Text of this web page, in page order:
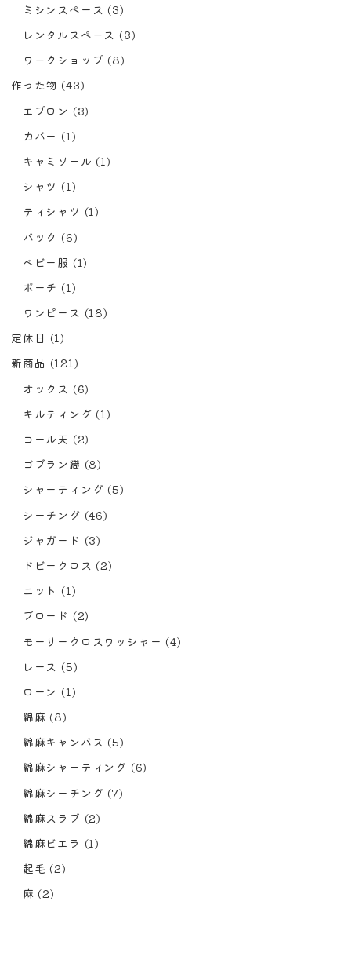
ミシンスペース (3)
レンタルスペース (3)
ワークショップ (8)
作った物 (43)
エプロン (3)
カバー (1)
キャミソール (1)
シャツ (1)
ティシャツ (1)
バック (6)
ベビー服 (1)
ポーチ (1)
ワンピース (18)
定休日 (1)
新商品 (121)
オックス (6)
キルティング (1)
コール天 (2)
ゴブラン織 (8)
シャーティング (5)
シーチング (46)
ジャガード (3)
ドビークロス (2)
ニット (1)
ブロード (2)
モーリークロスワッシャー (4)
レース (5)
ローン (1)
綿麻 (8)
綿麻キャンバス (5)
綿麻シャーティング (6)
綿麻シーチング (7)
綿麻スラブ (2)
綿麻ビエラ (1)
起毛 (2)
麻 (2)